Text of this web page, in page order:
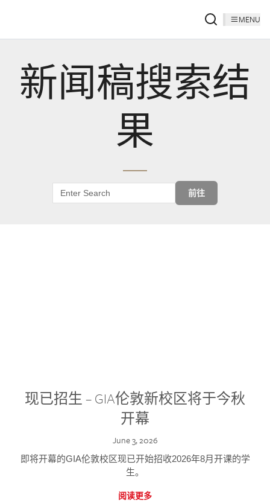
MENU
新闻稿搜索结
果
前往
现已招生 – GIA伦敦新校区将于今秋
开幕
June 3, 2026
即将开幕的GIA伦敦校区现已开始招收2026年8月开课的学
生。
阅读更多